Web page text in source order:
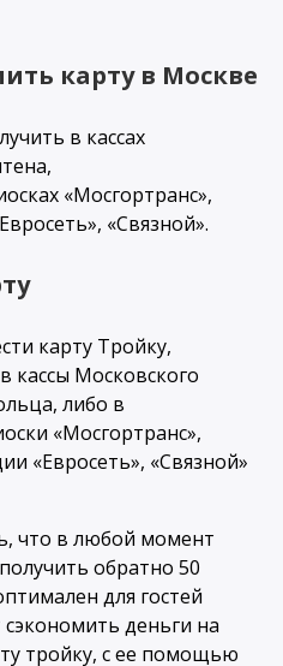
карту в Москве
в кассах
«Мосгортранс»,
«Связной».
карту Тройку,
кассы Московского
либо в
«Мосгортранс»,
«Евросеть», «Связной»
что в любой момент
обратно 50
для гостей
деньги на
тройку, с ее помощью